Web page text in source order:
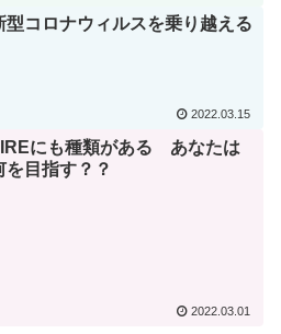
型コロナウィルスを乗り越える
2022.03.15
にも種類がある あなたは
を目指す？？
2022.03.01